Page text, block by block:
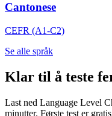
Cantonese
CEFR (A1-C2)
Se alle språk
Klar til å teste
Last ned Language Level
minutter. Første test er